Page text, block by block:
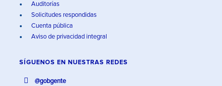
Auditorías
Solicitudes respondidas
Cuenta pública
Aviso de privacidad integral
SÍGUENOS EN NUESTRAS REDES
@gobgente